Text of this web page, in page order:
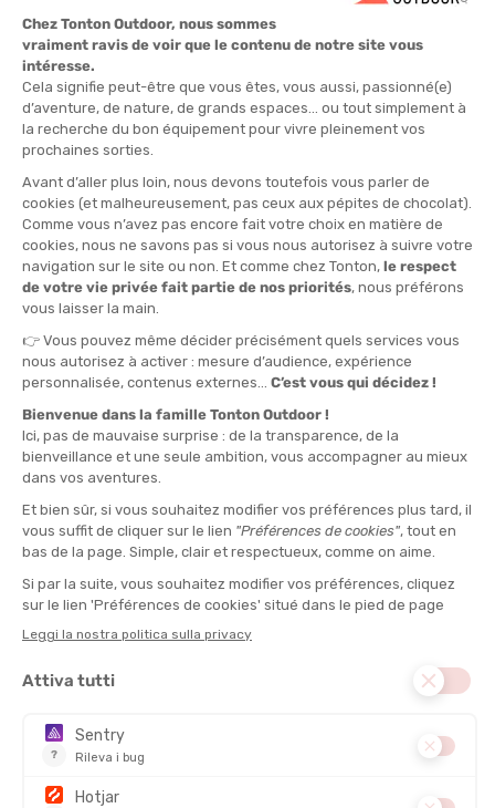
TSL
BÂTONS DE RANDONNÉE
DISPONIBILE - SPEDITO IN 24/48 ORE
50,00 €
TSL
DISPONIBILE - SPEDITO IN 24/48 ORE
35,00 €
NORDICA TACTIL C70 CORK
SPIKE
DISPONIBILE - SPEDITO IN 24/48 ORE